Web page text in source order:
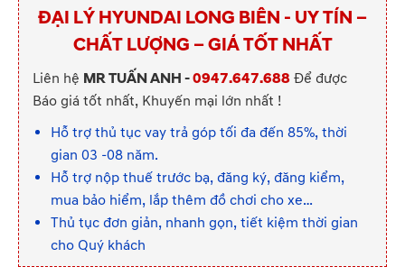
ĐẠI LÝ HYUNDAI LONG BIÊN - UY TÍN –
CHẤT LƯỢNG – GIÁ TỐT NHẤT
Liên hệ MR TUẤN ANH -0947.647.688 Để được
Báo giá tốt nhất, Khuyến mại lớn nhất !
Hỗ trợ thủ tục vay trả góp tối đa đến 85%, thời
gian 03 -08 năm.
Hỗ trợ nộp thuế trước bạ, đăng ký, đăng kiểm,
mua bảo hiểm, lắp thêm đồ chơi cho xe…
Thủ tục đơn giản, nhanh gọn, tiết kiệm thời gian
cho Quý khách